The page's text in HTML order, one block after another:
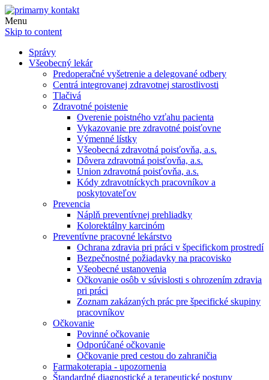
Menu
Skip to content
Správy
Všeobecný lekár
Predoperačné vyšetrenie a delegované odbery
Centrá integrovanej zdravotnej starostlivosti
Tlačivá
Zdravotné poistenie
Overenie poistného vzťahu pacienta
Vykazovanie pre zdravotné poisťovne
Výmenné lístky
Všeobecná zdravotná poisťovňa, a.s.
Dôvera zdravotná poisťovňa, a.s.
Union zdravotná poisťovňa, a.s.
Kódy zdravotníckych pracovníkov a
poskytovateľov
Prevencia
Náplň preventívnej prehliadky
Kolorektálny karcinóm
Preventívne pracovné lekárstvo
Ochrana zdravia pri práci v špecifickom prostredí
Bezpečnostné požiadavky na pracovisko
Všeobecné ustanovenia
Očkovanie osôb v súvislosti s ohrozením zdravia
pri práci
Zoznam zakázaných prác pre špecifické skupiny
pracovníkov
Očkovanie
Povinné očkovanie
Odporúčané očkovanie
Očkovanie pred cestou do zahraničia
Farmakoterapia - upozornenia
Štandardné diagnostické a terapeutické postupy